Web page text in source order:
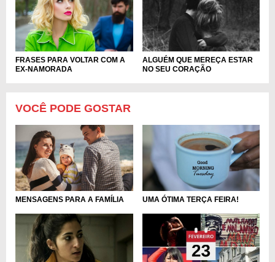
FRASES PARA VOLTAR COM A
EX-NAMORADA
ALGUÉM QUE MEREÇA ESTAR
NO SEU CORAÇÃO
VOCÊ PODE GOSTAR
MENSAGENS PARA A FAMÍLIA UMA ÓTIMA TERÇA FEIRA!